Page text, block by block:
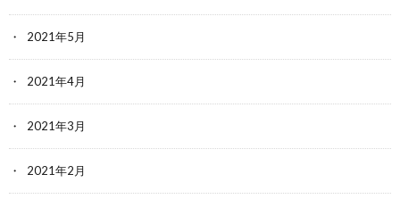
2021年5月
2021年4月
2021年3月
2021年2月